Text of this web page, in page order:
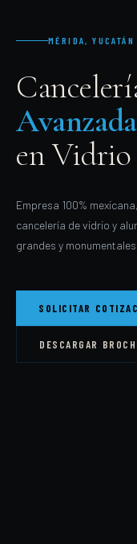
MÉRIDA,
Avanzada
en
Empresa 100%
cancelería de vidrio y
grandes y monumentales.
SOLICITAR
DESCARGAR